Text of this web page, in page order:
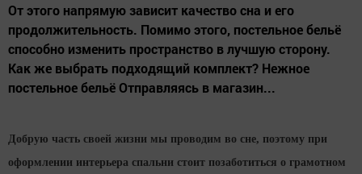
От этого напрямую зависит качество сна и его
продолжительность. Помимо этого, постельное бельё
способно изменить пространство в лучшую сторону.
Как же выбрать подходящий комплект? Нежное
постельное бельё Отправляясь в магазин...
Добрую часть своей жизни мы проводим во сне, поэтому при
оформлении интерьера спальни стоит позаботиться о грамотном